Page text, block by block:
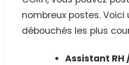
nombreux postes. Voici
débouchés les plus
Assistant RH